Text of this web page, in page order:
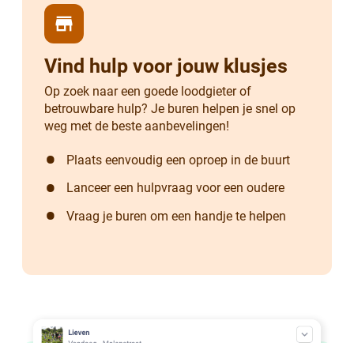
store
Vind hulp voor jouw klusjes
Op zoek naar een goede loodgieter of
betrouwbare hulp? Je buren helpen je snel op
weg met de beste aanbevelingen!
Plaats eenvoudig een oproep in de buurt
Lanceer een hulpvraag voor een oudere
Vraag je buren om een handje te helpen